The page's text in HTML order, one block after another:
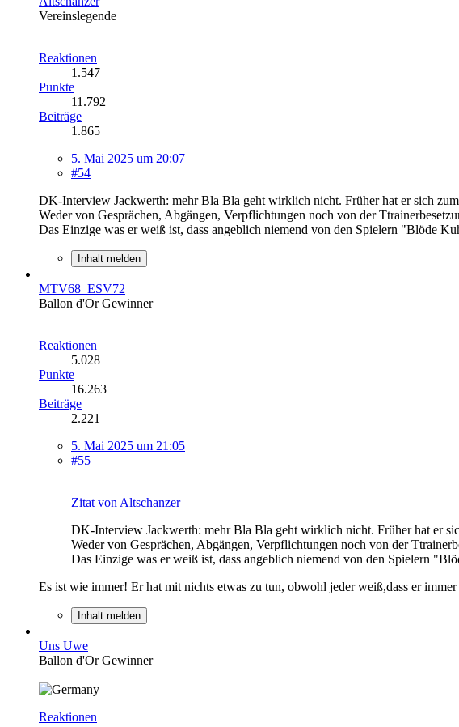
Vereinslegende
Reaktionen
1.547
Punkte
11.792
Beiträge
1.865
5. Mai 2025 um 20:07
#54
DK-Interview Jackwerth: mehr Bla Bla geht wirklich nicht. Früher hat er sich
Weder von Gesprächen, Abgängen, Verpflichtungen noch von der
Das Einzige was er weiß ist, dass angeblich niemend von den Spielern "Blöde
Inhalt melden
MTV68_ESV72
Ballon d'Or Gewinner
Reaktionen
5.028
Punkte
16.263
Beiträge
2.221
5. Mai 2025 um 21:05
#55
Zitat von Altschanzer
DK-Interview Jackwerth: mehr Bla Bla geht wirklich nicht. Früher hat er
Weder von Gesprächen, Abgängen, Verpflichtungen noch von der
Das Einzige was er weiß ist, dass angeblich niemend von den Spielern
Es ist wie immer! Er hat mit nichts etwas zu tun, obwohl jeder weiß,dass er
Inhalt melden
Uns Uwe
Ballon d'Or Gewinner
Reaktionen